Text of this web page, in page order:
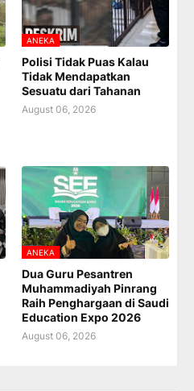
ANEKA
Polisi Tidak Puas Kalau
Tidak Mendapatkan
Sesuatu dari Tahanan
August 06, 2026
ANEKA
Dua Guru Pesantren
Muhammadiyah Pinrang
Raih Penghargaan di Saudi
Education Expo 2026
August 06, 2026